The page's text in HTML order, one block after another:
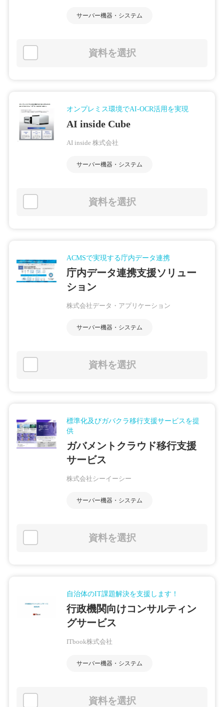
サーバー機器・システム
資料を選択
オンプレミス環境でAI-OCR活用を実現
AI inside Cube
AI inside 株式会社
サーバー機器・システム
資料を選択
ACMSで実現する庁内データ連携
庁内データ連携支援ソリュー
ション
株式会社データ・アプリケーション
サーバー機器・システム
資料を選択
標準化及びガバクラ移行支援サービスを提
供
ガバメントクラウド移行支援
サービス
株式会社シーイーシー
サーバー機器・システム
資料を選択
自治体のIT課題解決を支援します！
行政機関向けコンサルティン
グサービス
ITbook株式会社
サーバー機器・システム
資料を選択